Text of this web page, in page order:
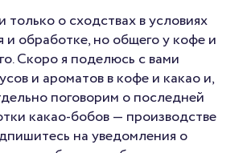
о сходствах в условиях
и обработке, но общего у кофе и
Скоро я поделюсь с вами
и ароматов в кофе и какао и,
поговорим о последней
какао-бобов — производстве
на уведомления о